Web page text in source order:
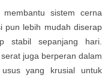
sistem cerna
pun lebih mudah diserap
stabil sepanjang hari.
, serat juga berperan dalam
usus yang krusial untuk